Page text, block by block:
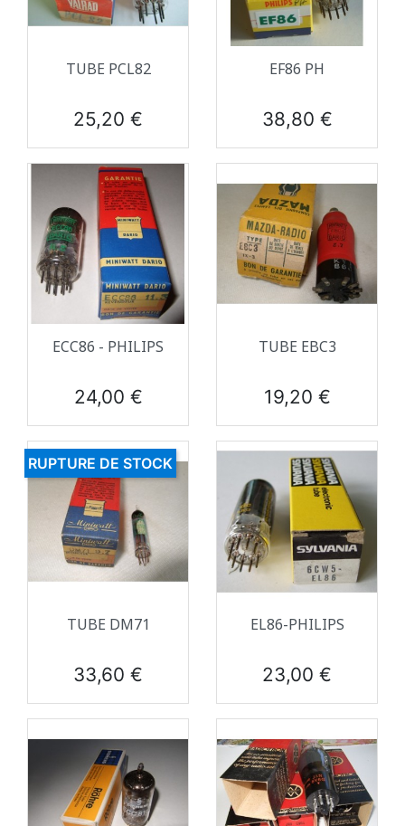
TUBE PCL82
Prix
25,20 €
EF86 PH
Prix
38,80 €
ECC86 - PHILIPS
Prix
24,00 €
TUBE EBC3
Prix
19,20 €
TUBE DM71
Prix
33,60 €
RUPTURE DE STOCK
EL86-PHILIPS
Prix
23,00 €